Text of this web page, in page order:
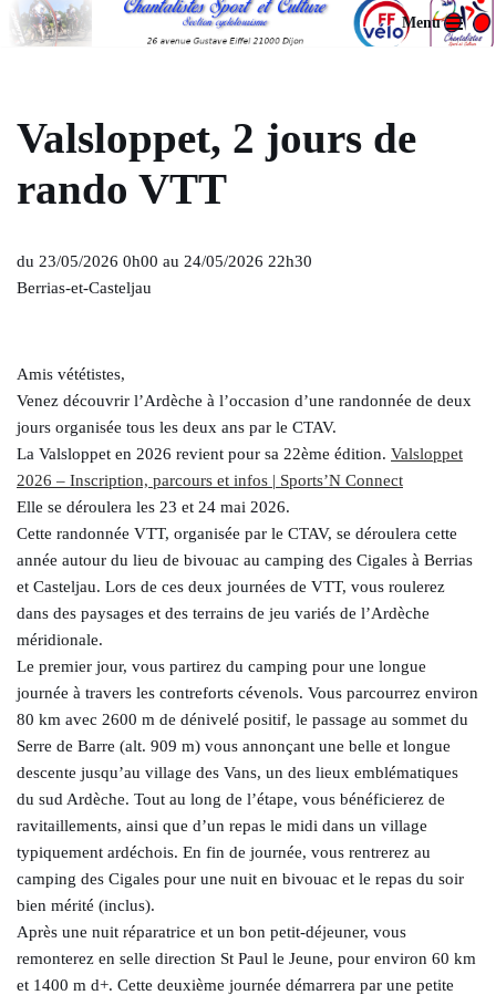
Menu
Valsloppet, 2 jours de
rando VTT
du 23/05/2026 0h00 au 24/05/2026 22h30
Berrias-et-Casteljau
Amis vététistes,
Venez découvrir l’Ardèche à l’occasion d’une randonnée de deux
jours organisée tous les deux ans par le CTAV.
La Valsloppet en 2026 revient pour sa 22ème édition. Valsloppet
2026 – Inscription, parcours et infos | Sports’N Connect
Elle se déroulera les 23 et 24 mai 2026.
Cette randonnée VTT, organisée par le CTAV, se déroulera cette
année autour du lieu de bivouac au camping des Cigales à Berrias
et Casteljau. Lors de ces deux journées de VTT, vous roulerez
dans des paysages et des terrains de jeu variés de l’Ardèche
méridionale.
Le premier jour, vous partirez du camping pour une longue
journée à travers les contreforts cévenols. Vous parcourrez environ
80 km avec 2600 m de dénivelé positif, le passage au sommet du
Serre de Barre (alt. 909 m) vous annonçant une belle et longue
descente jusqu’au village des Vans, un des lieux emblématiques
du sud Ardèche. Tout au long de l’étape, vous bénéficierez de
ravitaillements, ainsi que d’un repas le midi dans un village
typiquement ardéchois. En fin de journée, vous rentrerez au
camping des Cigales pour une nuit en bivouac et le repas du soir
bien mérité (inclus).
Après une nuit réparatrice et un bon petit-déjeuner, vous
remonterez en selle direction St Paul le Jeune, pour environ 60 km
et 1400 m d+. Cette deuxième journée démarrera par une petite